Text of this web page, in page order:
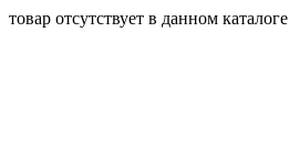
товар отсутствует в данном каталоге